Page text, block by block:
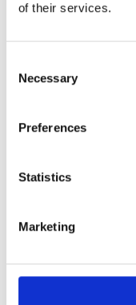
of their services.
Selection
Necessary
Preferences
Statistics
Marketing
Mer information
Tillbehör